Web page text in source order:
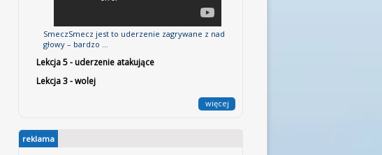
SmeczSmecz jest to uderzenie zagrywane z nad
głowy – bardzo ...
Lekcja 5 - uderzenie atakujące
Lekcja 3 - wolej
więcej
reklama